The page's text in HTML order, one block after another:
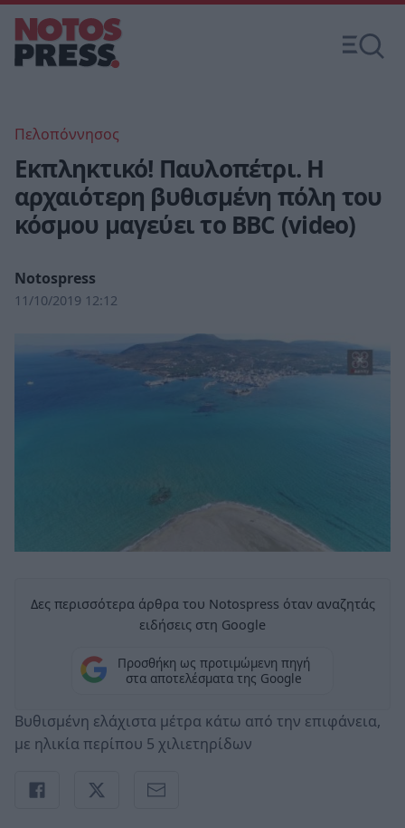
Πελοπόννησος
Eκπληκτικό! Παυλοπέτρι. Η
αρχαιότερη βυθισμένη πόλη του
κόσμου μαγεύει το BBC (video)
Notospress
11/10/2019 12:12
Δες περισσότερα άρθρα του Notospress όταν αναζητάς
ειδήσεις στη Google
Προσθήκη ως προτιμώμενη πηγή
στα αποτελέσματα της Google
Βυθισμένη ελάχιστα μέτρα κάτω από την επιφάνεια,
με ηλικία περίπου 5 χιλιετηρίδων